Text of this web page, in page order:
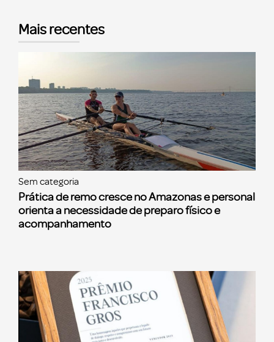
Mais recentes
Sem categoria
Prática de remo cresce no Amazonas e personal
orienta a necessidade de preparo físico e
acompanhamento